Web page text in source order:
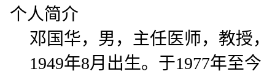
个人简介
邓国华，男，主任医师，教授，
1949年8月出生。于1977年至今